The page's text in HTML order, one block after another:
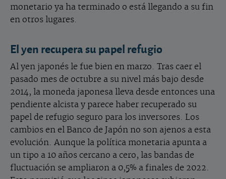
monetario ya ha terminado o está llegando a su fin
en otros lugares.
El yen recupera su papel refugio
Al yen japonés le fue bien en marzo. Tras caer el
pasado mes de octubre a su nivel más bajo desde
2014, la moneda japonesa lleva desde entonces una
pendiente alcista y parece haber recuperado su
papel de refugio seguro para los inversores. Los
cambios en el Banco de Japón no son ajenos a esta
evolución. Aunque la política monetaria apunta a
un tipo a 10 años cercano a cero, las bandas de
fluctuación se ampliaron a 0,5% a finales de 2022.